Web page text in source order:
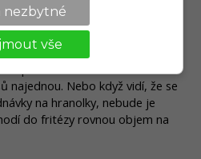
mobil, je
na totéž jídlo v podobném
současně více objednávek
maso do cikánské
najednou. Nebo když vidí, že se
na hranolky, nebude je
do fritézy rovnou objem na
nezbytné
vše